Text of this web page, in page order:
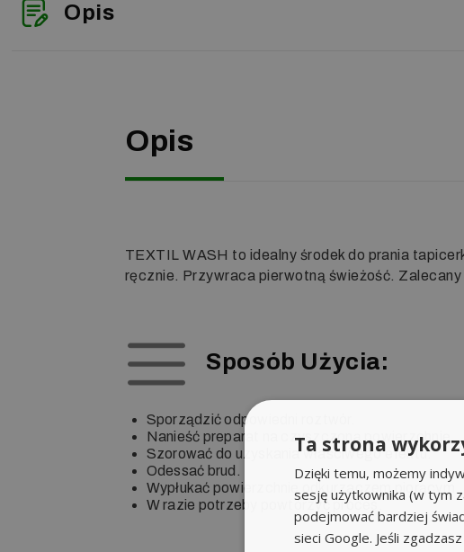
Opis
Opis
TEXTIL WASH to idealny środek do prania
ręcznie. Przywraca pierwotną świeżość.
Sposób Użycia:
Sporządzić odpowiedni roztwór.
Nanieść preparat na czyszczoną powierzchnię.
Szorować do uzyskania właściwego efektu.
Odessać brud.
Wypłukać powierzchnię odkurzaczem piorącym.
W razie potrzeby powtórzyć proces.
Ta strona
Dzięki temu, możemy
sesję użytkownika (w tym
podejmować bardziej
sieci Google. Jeśli